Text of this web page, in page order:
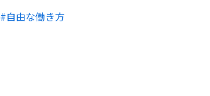
#自由な働き方